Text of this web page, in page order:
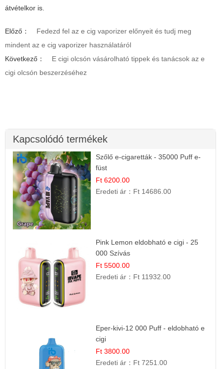
átvételkor is.
Előző：
Fedezd fel az e cig vaporizer előnyeit és tudj meg
mindent az e cig vaporizer használatáról
Következő：
E cigi olcsón vásárolható tippek és tanácsok az e
cigi olcsón beszerzéséhez
Kapcsolódó termékek
Szőlő e-cigaretták - 35000 Puff e-
füst
Ft 6200.00
Eredeti ár： Ft 14686.00
Pink Lemon eldobható e cigi - 25
000 Szívás
Ft 5500.00
Eredeti ár： Ft 11932.00
Eper-kivi-12 000 Puff - eldobható e
cigi
Ft 3800.00
Eredeti ár： Ft 7251.00